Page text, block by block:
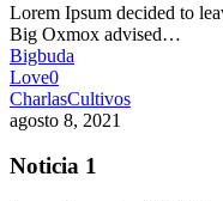
Lorem Ipsum decided to
Big Oxmox advised…
Bigbuda
Love0
CharlasCultivos
agosto 8, 2021
Noticia 1